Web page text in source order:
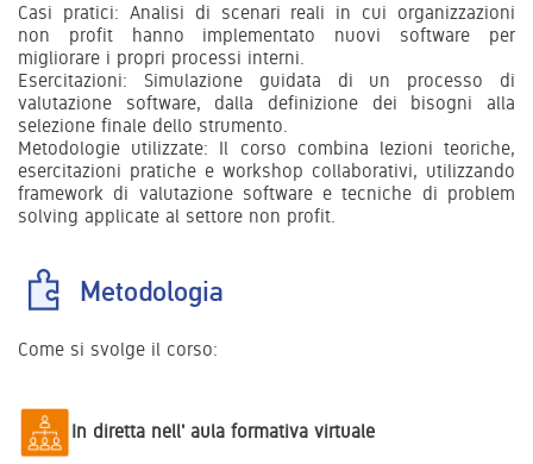
Casi pratici: Analisi di scenari reali in cui organizzazioni
non profit hanno implementato nuovi software per
migliorare i propri processi interni.
Esercitazioni: Simulazione guidata di un processo di
valutazione software, dalla definizione dei bisogni alla
selezione finale dello strumento.
Metodologie utilizzate: Il corso combina lezioni teoriche,
esercitazioni pratiche e workshop collaborativi, utilizzando
framework di valutazione software e tecniche di problem
solving applicate al settore non profit.
Metodologia
Come si svolge il corso:
In diretta nell' aula formativa virtuale